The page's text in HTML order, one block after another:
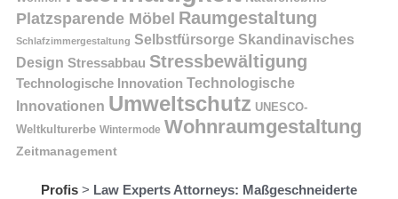
Platzsparende Möbel Raumgestaltung
Schlafzimmergestaltung Selbstfürsorge Skandinavisches
Design Stressabbau Stressbewältigung
Technologische Innovation Technologische
Innovationen Umweltschutz UNESCO-
Weltkulturerbe Wintermode Wohnraumgestaltung
Zeitmanagement
Profis > Law Experts Attorneys: Maßgeschneiderte